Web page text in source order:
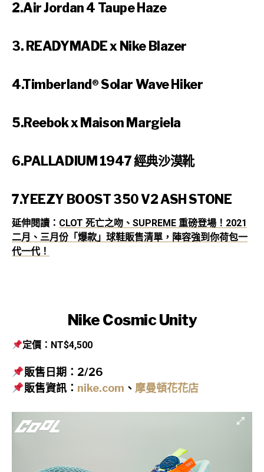
2.Air Jordan 4 Taupe Haze
3. READYMADE x Nike Blazer
4.Timberland® Solar Wave Hiker
5.Reebok x Maison Margiela
6.PALLADIUM 1947 經典沙漠靴
7.YEEZY BOOST 350 V2 ASH STONE
延伸閱讀： CLOT 死亡之吻、SUPREME 重磅登場！2021
二月、三月份「爆款」球鞋販售清單，陣容強到你荷包一
代一代！
Nike Cosmic Unity
定價：NT$4,500
販售日期：2/26
販售資訊： nike.com 、 摩曼頓花花店